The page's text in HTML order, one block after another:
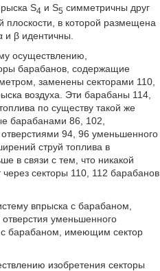
S4 и S5 симметричны друг
плоскости, в которой размещена
и β идентичны.
осуществлению,
барабанов, содержащие
заменены секторами 110,
воздуха. Эти барабаны 114,
по существу такой же
барабанами 86, 102,
94, 96 уменьшенного
струй топлива в
в связи с тем, что никакой
через секторы 110, 112 барабанов
впрыска с барабаном,
уменьшенного
с барабаном, имеющим сектор
изобретения секторы